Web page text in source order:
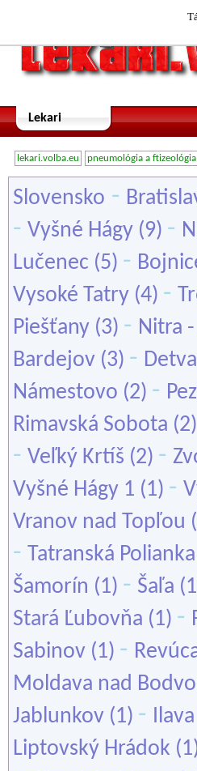
Lekari
lekari.volba.eu pneumológia a ftizeológia
Slovensko -
- Vyšné Hágy (9) -
Lučenec (5) -
Vysoké Tatry (4) -
Piešťany (3) - Nitra
Bardejov (3) - Detva
Námestovo (2) -
Rimavská Sobota (2)
- Veľký Krtíš (2) -
Vyšné Hágy 1 (1) -
Vranov nad Topľou
- Tatranská Polianka
Šamorín (1) - Šaľa
Stará Ľubovňa (1) -
Sabinov (1) -
Moldava nad
Jablunkov (1) - Ilava
Liptovský Hrádok